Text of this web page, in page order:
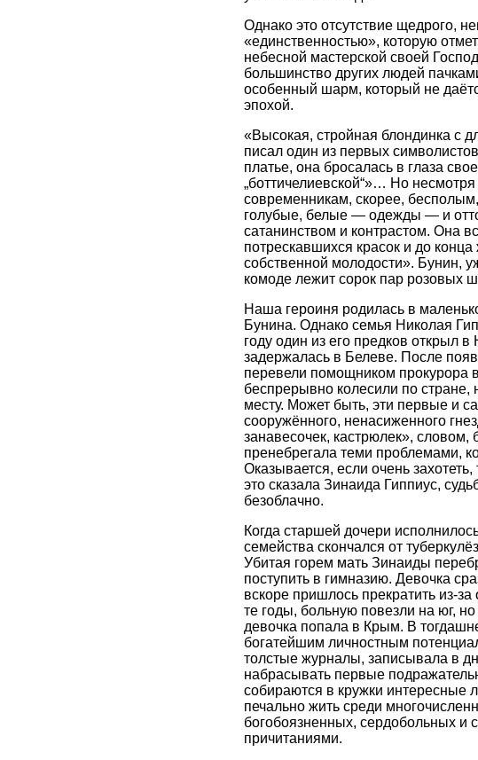
Однако это отсутствие щедрого,
«единственностью», которую
небесной мастерской своей
большинство других людей
особенный шарм, который не
эпохой.
«Высокая, стройная блондинка с
писал один из первых
платье, она бросалась в глаза
„боттичелиевской“»… Но
современникам, скорее,
голубые, белые — одежды — и
сатанинством и контрастом. Она
потрескавшихся красок и до
собственной молодости». Бунин,
комоде лежит сорок пар розовых
Наша героиня родилась в
Бунина. Однако семья Николая
году один из его предков открыл
задержалась в Белеве. После
перевели помощником прокурора
беспрерывно колесили по стране,
месту. Может быть, эти первые и
сооружённого, ненасиженного
занавесочек, кастрюлек»,
пренебрегала теми проблемами,
Оказывается, если очень
это сказала Зинаида Гиппиус,
безоблачно.
Когда старшей дочери
семейства скончался от
Убитая горем мать Зинаиды
поступить в гимназию. Девочка
вскоре пришлось прекратить из-
те годы, больную повезли на юг,
девочка попала в Крым. В
богатейшим личностным
толстые журналы, записывала в
набрасывать первые
собираются в кружки интересные
печально жить среди
богобоязненных, сердобольных и
причитаниями.